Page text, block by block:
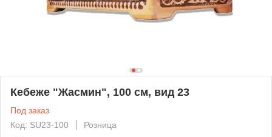
Кебеже "Жасмин", 100 см, вид 23
Под заказ
Код: SU23-100
Розница